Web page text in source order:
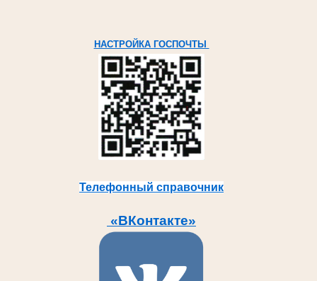
НАСТРОЙКА ГОСПОЧТЫ
Телефонный справочник
«ВКонтакте»